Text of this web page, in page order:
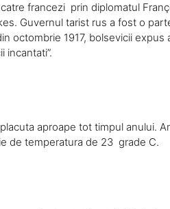
francezi prin diplomatul
Guvernul tarist rus a fost o
octombrie 1917, bolsevicii expus
incantati”.
aproape tot timpul anului.
de temperatura de 23 grade C.